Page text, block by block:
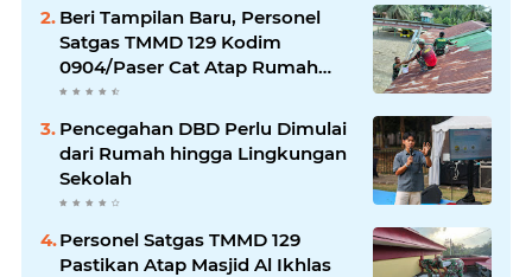
Beri Tampilan Baru, Personel
Satgas TMMD 129 Kodim
0904/Paser Cat Atap Rumah
Marbot
Pencegahan DBD Perlu Dimulai
dari Rumah hingga Lingkungan
Sekolah
Personel Satgas TMMD 129
Pastikan Atap Masjid Al Ikhlas